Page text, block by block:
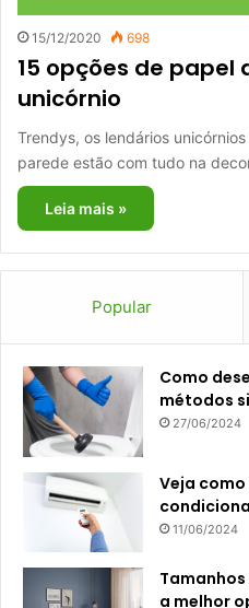
15/12/2020 698
15 opções de papel
unicórnio
Trendys, os lendários
parede estão com tudo na
Leia mais »
Popular
Como
métodos
27/06/2024
Veja como
11/06/2024
a melhor